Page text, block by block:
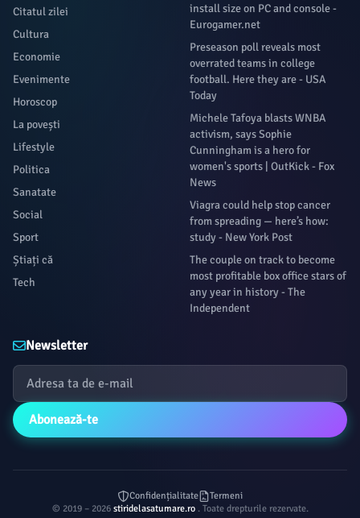
Citatul zilei
Cultura
Economie
Evenimente
Horoscop
La povești
Lifestyle
Politica
Sanatate
Social
Sport
Știați că
Tech
install size on PC and console -
Eurogamer.net
Preseason poll reveals most
overrated teams in college
football. Here they are - USA
Today
Michele Tafoya blasts WNBA
activism, says Sophie
Cunningham is a hero for
women's sports | OutKick - Fox
News
Viagra could help stop cancer
from spreading — here’s how:
study - New York Post
The couple on track to become
most profitable box office stars of
any year in history - The
Independent
Newsletter
Abonează-te
Confidențialitate
Termeni
© 2019 – 2026 stiridelasatumare.ro . Toate drepturile rezervate.